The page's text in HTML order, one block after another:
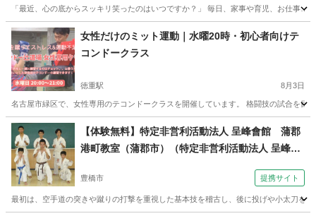
「最近、心の底からスッキリ笑ったのはいつですか？」 毎日、家事や育児、お仕事
愛知 名古屋市 徳重駅 空手/他格闘技 テコンドー
女性だけのミット運動｜水曜20時・初心者向けテ
コンドークラス
徳重駅 8月3日
名古屋市緑区で、女性専用のテコンドークラスを開催しています。 格闘技の試合を
愛知 名古屋市 徳重駅 空手/他格闘技
【体験無料】特定非営利活動法人 呈峰會館 蒲郡
港町教室（蒲郡市）（特定非営利活動法人 呈峰會
～）
豊橋市 提携サイト
最初は、空手道の突きや蹴りの打撃を重視した基本技を稽古し、後に投げや小太刀を